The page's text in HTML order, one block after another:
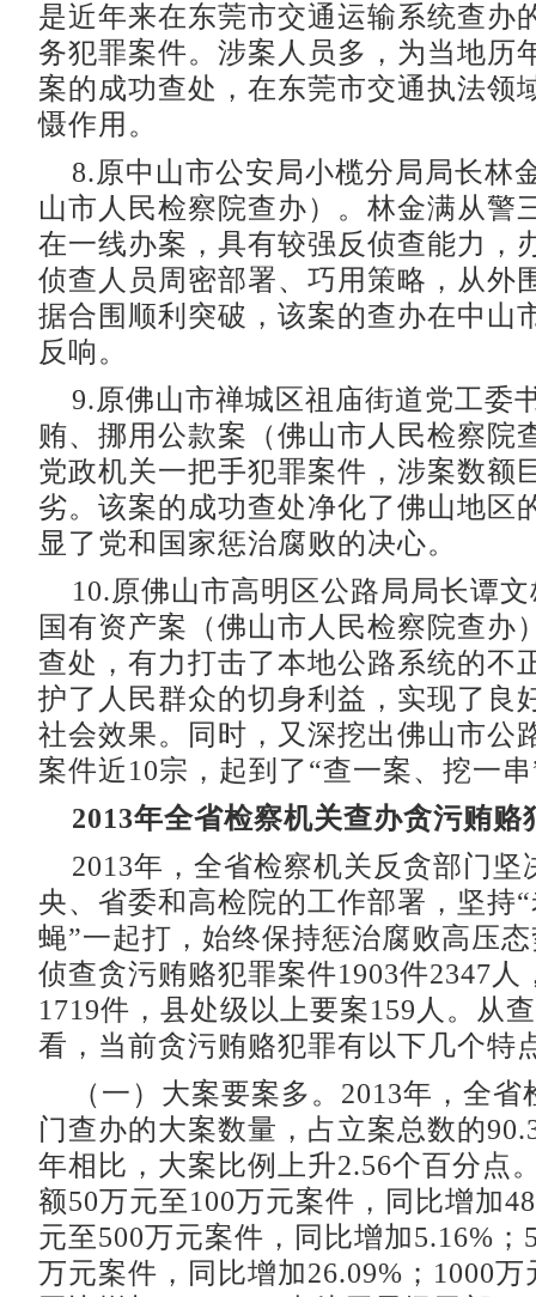
是近年来在东莞市交通运输系统查办
务犯罪案件。涉案人员多，为当地历
案的成功查处，在东莞市交通执法领
慑作用。
8.原中山市公安局小榄分局局长林
山市人民检察院查办）。林金满从警
在一线办案，具有较强反侦查能力，
侦查人员周密部署、巧用策略，从外
据合围顺利突破，该案的查办在中山
反响。
9.原佛山市禅城区祖庙街道党工委
贿、挪用公款案（佛山市人民检察院
党政机关一把手犯罪案件，涉案数额
劣。该案的成功查处净化了佛山地区
显了党和国家惩治腐败的决心。
10.原佛山市高明区公路局局长谭文
国有资产案（佛山市人民检察院查办
查处，有力打击了本地公路系统的不
护了人民群众的切身利益，实现了良
社会效果。同时，又深挖出佛山市公
案件近10宗，起到了“查一案、挖一
2013年全省检察机关查办贪污贿赂
2013年，全省检察机关反贪部门坚
央、省委和高检院的工作部署，坚持
蝇”一起打，始终保持惩治腐败高压
侦查贪污贿赂犯罪案件1903件2347人
1719件，县处级以上要案159人。从
看，当前贪污贿赂犯罪有以下几个特
（一）大案要案多。2013年，全省
门查办的大案数量，占立案总数的
年相比，大案比例上升2.56个百分点
额50万元至100万元案件，同比增加
元至500万元案件，同比增加5.16%；
万元案件，同比增加26.09%；1000